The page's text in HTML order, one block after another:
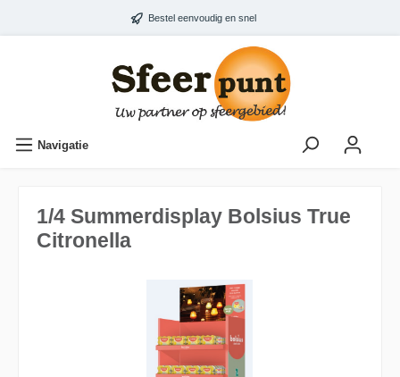
Bestel eenvoudig en snel
Navigatie
1/4 Summerdisplay Bolsius True
Citronella